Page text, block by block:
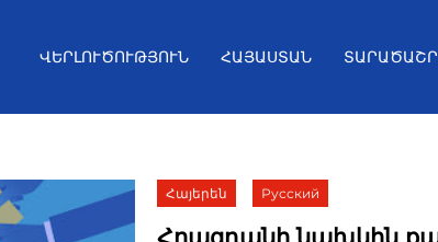
ՎԵՐԼՈՒԾՈՒԹՅՈՒՆ ՀԱՅԱՍՏԱՆ
Հայերեն Русский